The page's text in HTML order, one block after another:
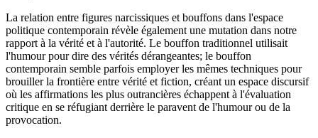
La relation entre figures narcissiques et bouffons dans l'espace
politique contemporain révèle également une mutation dans notre
rapport à la vérité et à l'autorité. Le bouffon traditionnel utilisait
l'humour pour dire des vérités dérangeantes; le bouffon
contemporain semble parfois employer les mêmes techniques pour
brouiller la frontière entre vérité et fiction, créant un espace discursif
où les affirmations les plus outrancières échappent à l'évaluation
critique en se réfugiant derrière le paravent de l'humour ou de la
provocation.